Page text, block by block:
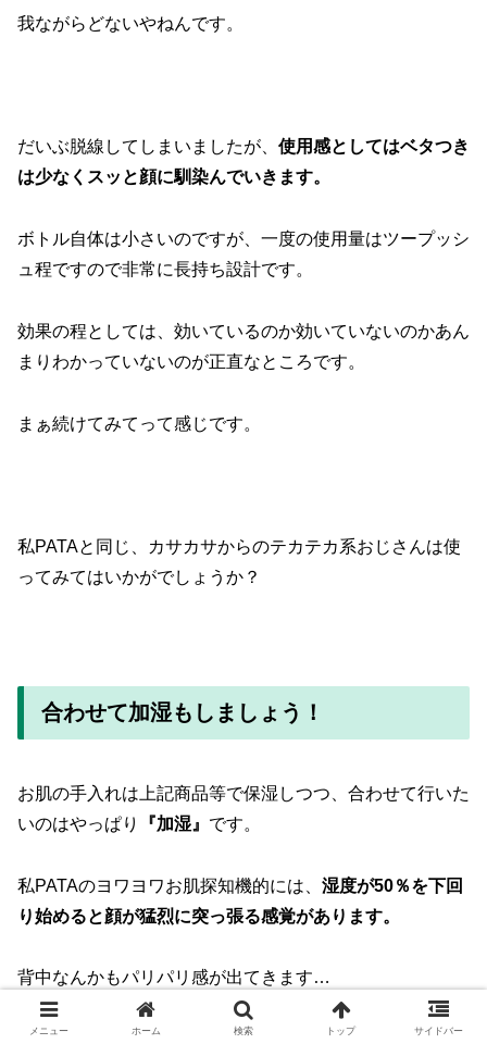
我ながらどないやねんです。
だいぶ脱線してしまいましたが、 使用感としてはベタつき
は少なくスッと顔に馴染んでいきます。
ボトル自体は小さいのですが、一度の使用量はツープッシ
ュ程ですので非常に長持ち設計です。
効果の程としては、効いているのか効いていないのかあん
まりわかっていないのが正直なところです。
まぁ続けてみてって感じです。
私PATAと同じ、カサカサからのテカテカ系おじさんは使
ってみてはいかがでしょうか？
合わせて加湿もしましょう！
お肌の手入れは上記商品等で保湿しつつ、合わせて行いた
いのはやっぱり
『加湿』 です。
私PATAのヨワヨワお肌探知機的には、 湿度が50％を下回
り始めると顔が猛烈に突っ張る感覚があります。
背中なんかもパリパリ感が出てきます…
メニュー ホーム 検索 トップ サイドバー